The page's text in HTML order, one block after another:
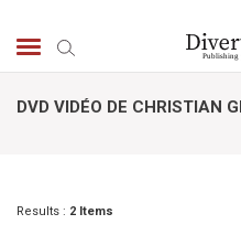
DVD VIDÉO DE CHRISTIAN
Results : 2 Items